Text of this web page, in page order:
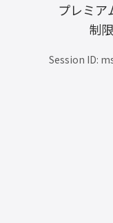
プレミア
制
Session ID: